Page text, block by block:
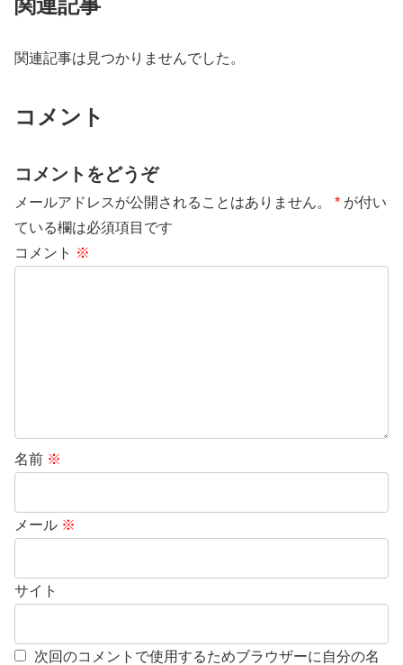
関連記事は見つかりませんでした。
コメント
コメントをどうぞ
メールアドレスが公開されることはありません。 * が付い
ている欄は必須項目です
コメント ※
名前 ※
メール ※
サイト
次回のコメントで使用するためブラウザーに自分の名